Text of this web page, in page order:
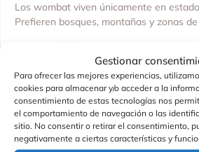
Gestionar
Para ofrecer las mejores experiencias,
cookies para almacenar y/o acceder a la
consentimiento de estas tecnologías nos
el comportamiento de navegación o las
sitio. No consentir o retirar el consentimiento,
negativamente a ciertas características y
Los wombat viven únicamente en
Prefieren bosques, montañas y zonas
Para mantenerlo siempre limpio y
con un paño húmedo mojado en agua.
a máquina, lo que ayuda a conservar su
originales.
Un peluche adorable, ecológico y
abrazar, jugar y coleccionar, mientras